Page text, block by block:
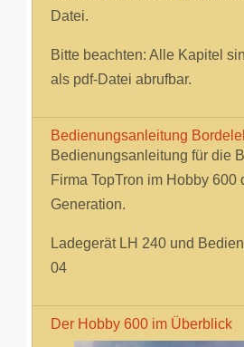
Datei.
Bitte beachten: Alle Kapitel
als pdf-Datei abrufbar.
Bedienungsanleitung
Bedienungsanleitung für die
Firma TopTron im Hobby 600
Generation.
Ladegerät LH 240 und
04
Der Hobby 600 im Überblick